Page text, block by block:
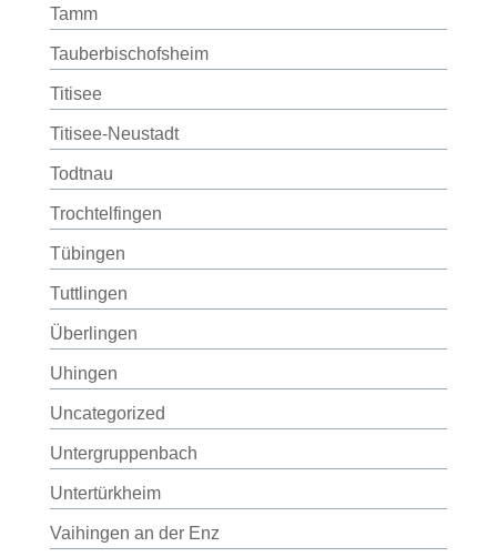
Tamm
Tauberbischofsheim
Titisee
Titisee-Neustadt
Todtnau
Trochtelfingen
Tübingen
Tuttlingen
Überlingen
Uhingen
Uncategorized
Untergruppenbach
Untertürkheim
Vaihingen an der Enz